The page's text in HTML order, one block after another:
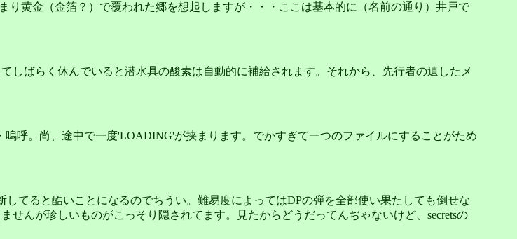
り黄金（金箔？）で覆われた郷を想起しますが・・・ここは基本的に（名前の通り）井戸で
しばらく休んでいると潜水具の酸素は自動的に補給されます。それから、先行者の遺したメ
呼。尚、途中で一度'LOADING'が挟まります。でかすぎて一つのファイルにすることがため
てると酷いことになるのでちうい。難易度によってはDPの弾を全部使い果たしても倒せな
んが珍しいものがこっそり隠されてます。見たからどうだってんぢゃないけど、secretsの